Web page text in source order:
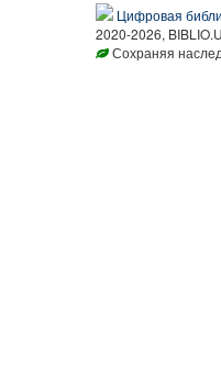
Цифровая
2020-2026,
Сохраняя